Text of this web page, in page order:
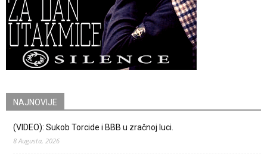
NAJNOVIJE
(VIDEO): Sukob Torcide i BBB u zračnoj luci.
8 Augusta, 2026